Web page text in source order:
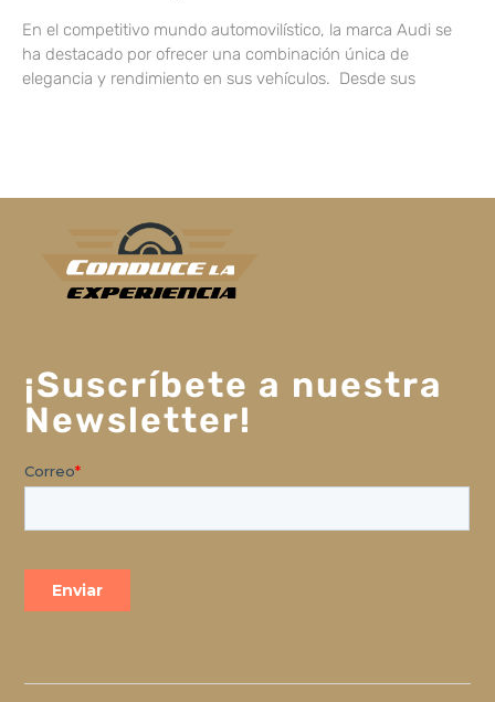
En el competitivo mundo automovilístico, la marca Audi se
ha destacado por ofrecer una combinación única de
elegancia y rendimiento en sus vehículos. Desde sus
¡Suscríbete a nuestra
Newsletter!